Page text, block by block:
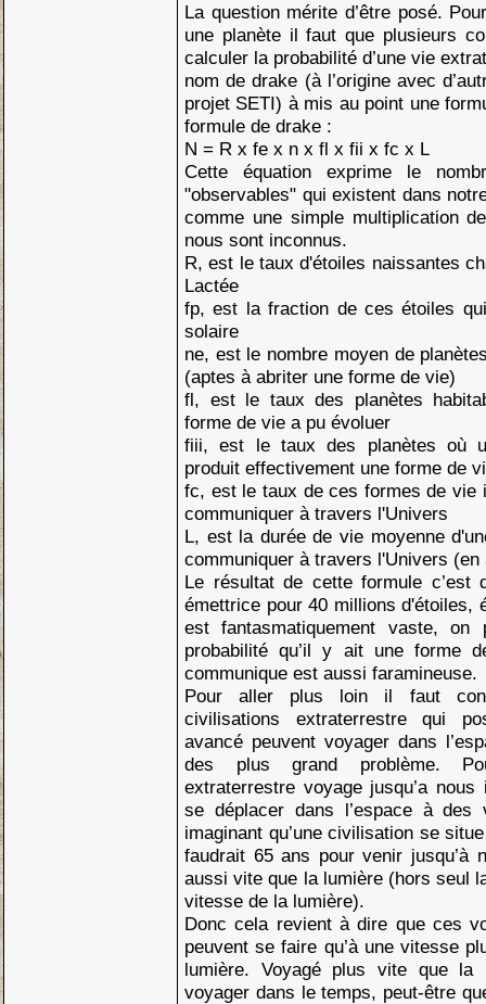
La question mérite d’être posé.
une planète il faut que plusieurs
calculer la probabilité d’une vie
nom de drake (à l’origine avec
projet SETI) à mis au point une
formule de drake :
N = R x fe x n x fl x fii x fc x L
Cette équation exprime le
"observables" qui existent dans
comme une simple multiplication
nous sont inconnus.
R, est le taux d'étoiles naissantes
Lactée
fp, est la fraction de ces étoiles
solaire
ne, est le nombre moyen de
(aptes à abriter une forme de vie)
fl, est le taux des planètes
forme de vie a pu évoluer
fiii, est le taux des planètes où
produit effectivement une forme de
fc, est le taux de ces formes de vie
communiquer à travers l'Univers
L, est la durée de vie moyenne
communiquer à travers l'Univers (en
Le résultat de cette formule c’est
émettrice pour 40 millions d'étoiles,
est fantasmatiquement vaste, on
probabilité qu’il y ait une forme
communique est aussi faramineuse.
Pour aller plus loin il faut
civilisations extraterrestre qui
avancé peuvent voyager dans
des plus grand problème.
extraterrestre voyage jusqu’a nous
se déplacer dans l’espace à des
imaginant qu’une civilisation se
faudrait 65 ans pour venir jusqu’à
aussi vite que la lumière (hors seul
vitesse de la lumière).
Donc cela revient à dire que ces
peuvent se faire qu’à une vitesse
lumière. Voyagé plus vite que la
voyager dans le temps, peut-être